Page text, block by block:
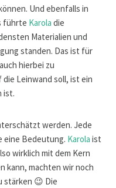
Und ebenfalls in
führte Karola die
Materialien und
standen. Das ist für
hierbei zu
Leinwand soll, ist ein
ist.
werden. Jede
eine Bedeutung. Karola ist
wirklich mit dem Kern
kann, machten wir noch
stärken 😉 Die